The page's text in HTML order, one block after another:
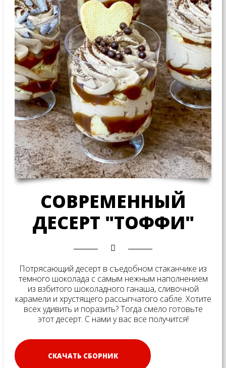
СОВРЕМЕННЫЙ
ДЕСЕРТ "ТОФФИ"
Потрясающий десерт в съедобном стаканчике из
темного шоколада с самым нежным наполнением
из взбитого шоколадного ганаша, сливочной
карамели и хрустящего рассыпчатого сабле. Хотите
всех удивить и поразить? Тогда смело готовьте
этот десерт. С нами у вас все получится!
СКАЧАТЬ СБОРНИК